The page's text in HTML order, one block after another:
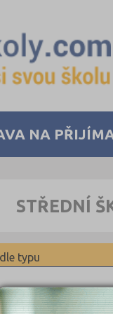
NA
STŘEDNÍ
typu